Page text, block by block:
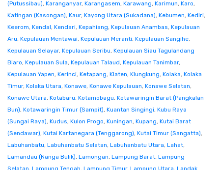
(Putussibau), Karanganyar, Karangasem, Karawang, Karimun, Karo,
Katingan (Kasongan), Kaur, Kayong Utara (Sukadana), Kebumen, Kediri,
Keerom, Kendal, Kendari, Kepahiang, Kepulauan Anambas, Kepulauan
Aru, Kepulauan Mentawai, Kepulauan Meranti, Kepulauan Sangihe,
Kepulauan Selayar, Kepulauan Seribu, Kepulauan Siau Tagulandang
Biaro, Kepulauan Sula, Kepulauan Talaud, Kepulauan Tanimbar,
Kepulauan Yapen, Kerinci, Ketapang, Klaten, Klungkung, Kolaka, Kolaka
Timur, Kolaka Utara, Konawe, Konawe Kepulauan, Konawe Selatan,
Konawe Utara, Kotabaru, Kotamobagu, Kotawaringin Barat (Pangkalan
Bun), Kotawaringin Timur (Sampit), Kuantan Singingi, Kubu Raya
(Sungai Raya), Kudus, Kulon Progo, Kuningan, Kupang, Kutai Barat
(Sendawar), Kutai Kartanegara (Tenggarong), Kutai Timur (Sangatta),
Labuhanbatu, Labuhanbatu Selatan, Labuhanbatu Utara, Lahat,
Lamandau (Nanga Bulik), Lamongan, Lampung Barat, Lampung
Selatan, Lampung Tengah, Lampung Timur, Lampung Utara, Landak